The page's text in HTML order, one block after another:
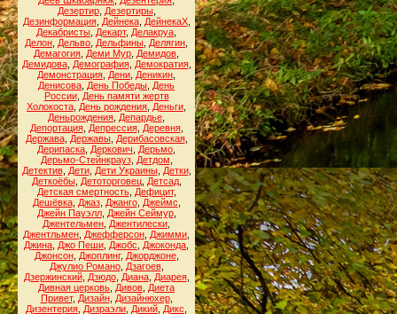
Дезертир, Дезертиры,
Дезинформация, Дейнека, ДейнекаХ,
Декабристы Декарт, Делакруа
Делон Дельво Дельфины Делягин
Демагогия Деми Мур Демидов
Демидова, Демография, Демократия,
Демонстрация Дени Деникин
Денисова День Победы День
России, День памяти жертв
Холокоста День рождения Деньги
Деньрождения Депардье
Депортация, Депрессия, Деревня,
Держава, Державы, Дерибасовская,
Дерипаска Деркович Дерьмо
Дерьмо-Стейнкрауз, Детдом
Детектив, Дети, Дети Украины, Детки,
Деткоёбы, Детоторговец, Детсад,
Детская смертность, Дефицит,
Дешёвка, Джаз, Джанго, Джеймс
Джейн Пауэлл, Джейн Сеймур,
Джентельмен Джентилески
Джентльмен Джефферсон Джимми
Джина Джо Пеши Джобс Джоконда
Джонсон, Джоплинг, Джорджоне,
Джулио Романо, Дзагоев,
Дзержинский, Дзюдо, Диана, Диарея,
Дивная церковь Дивов Диета
Привет, Дизайн, Дизайнюхер,
Дизентерия Дизраэли Дикий Дикс